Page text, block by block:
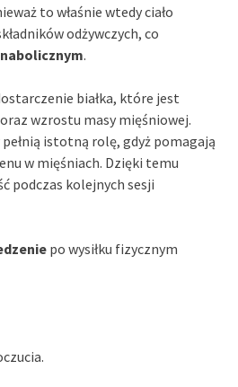
to właśnie wtedy ciało
odżywczych, co
.
białka, które jest
wzrostu masy mięśniowej.
pełnią istotną rolę, gdyż pomagają
w mięśniach. Dzięki temu
podczas kolejnych sesji
po wysiłku fizycznym